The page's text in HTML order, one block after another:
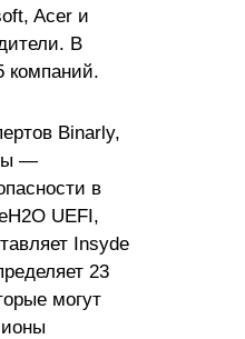
Acer и
В
компаний.
Binarly,
—
в
UEFI,
Insyde
23
могут